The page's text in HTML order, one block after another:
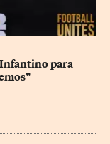
para